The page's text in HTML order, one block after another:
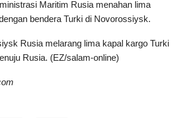
Maritim Rusia menahan lima
bendera Turki di Novorossiysk.
Rusia melarang lima kapal kargo Turki
Rusia. (EZ/salam-online)